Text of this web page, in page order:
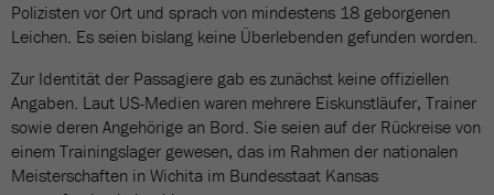
Polizisten vor Ort und sprach von mindestens 18 geborgenen
Leichen. Es seien bislang keine Überlebenden gefunden worden.
Zur Identität der Passagiere gab es zunächst keine offiziellen
Angaben. Laut US-Medien waren mehrere Eiskunstläufer, Trainer
sowie deren Angehörige an Bord. Sie seien auf der Rückreise von
einem Trainingslager gewesen, das im Rahmen der nationalen
Meisterschaften in Wichita im Bundesstaat Kansas